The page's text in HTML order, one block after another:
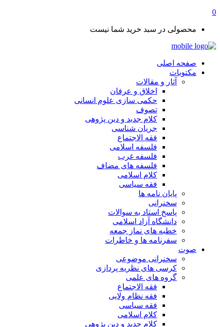
0
محصولی در سبد خرید شما نیست
صفحه اصلی
مکتوبات
آثار و مقالات
اخلاق و عرفان
حکمی سازی علوم انسانی
تصوف
کلام جدید و دین پژوهی
جریان شناسی
فقه الاجتماع
فلسفه اسلامی
فلسفه غرب
فلسفه های مضاف
کلام اسلامی
فقه سیاسی
پایان نامه ها
سخنرانی
پاسخ استاد به سوالات
دانشگاه آزاد اسلامی
خطبه های نماز جمعه
سفرنامه ها و خاطرات
صوت
سخنرانی موضوعی
کرسی های نظریه پردازی
گروه های علمی
فقه الاجتماع
فقه نظام ولایی
فقه سیاسی
کلام اسلامی
کلام جدید و دین پژوهی